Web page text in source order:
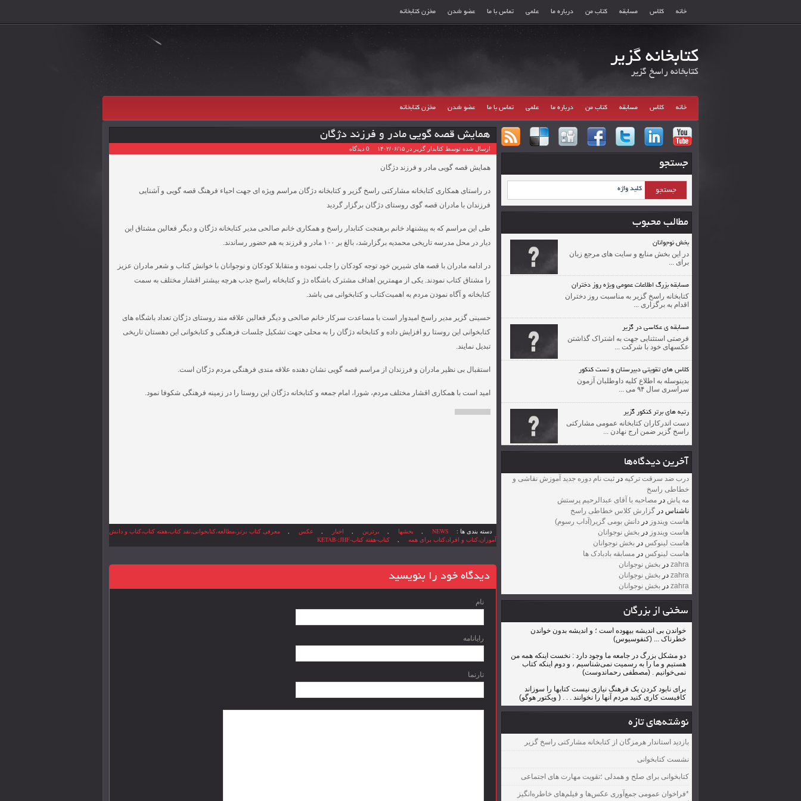
خانه کلاس مسابقه کتاب من درباره ما علمی تماس با ما عضو شدن مخزن کتابخانه
کتابخانه گزیر
کتابخانه راسخ گزیر
خانه کلاس مسابقه کتاب من درباره ما علمی تماس با ما عضو شدن مخزن کتابخانه
همایش قصه گویی مادر و فرزند دژگان
ارسال شده توسط کتابدار گزیر در ۱۴۰۲/۰۶/۱۵ 0 دیدگاه
همایش قصه گویی مادر و فرزند دژگان
در راستای همکاری کتابخانه مشارکتی راسخ گزیر و کتابخانه دژگان مراسم ویژه ای جهت احیاء فرهنگ قصه گویی و آشنایی
فرزندان با مادران قصه گوی روستای دژگان برگزار گردید
طی این مراسم که به پیشنهاد خانم برهنجت کتابدار راسخ و همکاری خانم صالحی مدیر کتابخانه دژگان و دیگر فعالین مشتاق این
دیار در محل مدرسه تاریخی محمدیه برگزارشد، بالغ بر ۱۰۰ مادر و فرزند به هم حضور رساندند.
در ادامه مادران با قصه های شیرین خود توجه کودکان را جلب نموده و متقابلا کودکان و نوجوانان با خوانش کتاب و شعر مادران عزیز
را مشتاق کتاب نمودند. یکی از مهمترین اهداف مشترک باشگاه دژ و کتابخانه راسخ جذب هرچه بیشتر اقشار مختلف به سمت
کتابخانه و آگاه نمودن مردم به اهمیت‌کتاب و کتابخوانی می باشد.
حسینی گزیر مدیر راسخ امیدوار است با مساعدت سرکار خانم صالحی و دیگر فعالین علاقه مند روستای دژگان تعداد باشگاه های
کتابخوانی این روستا رو افزایش داده و کتابخانه دژگان را به محلی جهت تشکیل جلسات فرهنگی و کتابخوانی این دهستان تاریخی
تبدیل نمایند.
استقبال بی نظیر مادران و فرزندان از مراسم قصه گویی نشان دهنده علاقه مندی فرهنگی مردم دژگان است.
امید است با همکاری اقشار مختلف مردم، شورا، امام جمعه و کتابخانه دژگان این روستا را در زمینه فرهنگی شکوفا نمود.
دسته بندی ها : NEWS
, بخشها , برترین , اخبار , عکس ,
معرفی کتاب برتر،مطالعه،کتابخوانی،نقد کتاب،هفته کتاب،کتاب و دانش
آموزان،کتاب و افراد،کتاب برای همه
, کتاب-هفته کتاب-KETAB-;JHF
دیدگاه خود را بنویسید
نام
رایانامه
تارنما
جستجو
مطالب محبوب
بخش نوجوانان
در این بخش منابع و سایت های مرجع زبان
برای ...
مسابقه بزرگ اطلاعات عمومی ویژه روز دختران
کتابخانه راسخ گزیر به ­مناسبت روز دختران
اقدام به برگزاری ...
مسابقه ی عکاسی در گزیر
فرصتی استثنایی جهت به اشتراک گذاشتن
عکسهای خود با شرکت ...
کلاس های تقویتی دبیرستان و تست کنکور
بدینوسله به اطلاع کلیه داوطلبان آزمون
سراسری سال ۹۴ می ...
رتبه های برتر کنکور گزیر
دست اندرکاران کتابخانه عمومی مشارکتی
راسخ گزیر ضمن ارج نهادن ...
آخرین دیدگاه‌ها
درب ضد سرقت ترکیه در ثبت نام دوره جدید آموزش نقاشی و
خطاطی راسخ
مه پاش در مصاحبه با آقای عبدالرحیم پرستش
ناشناس در گزارش کلاس خطاطی راسخ
هاست ویندوز در دانش بومی گزیر(آداب رسوم)
هاست ویندوز در بخش نوجوانان
هاست لینوکس در بخش نوجوانان
هاست لینوکس در مسابقه بادبادک ها
zahra در بخش نوجوانان
zahra در بخش نوجوانان
zahra در بخش نوجوانان
سخنی از بزرگان
خواندن بی اندیشه بیهوده است ؛ و اندیشه بدون خواندن
خطرناک ... (کنفوسیوس)
دو مشکل بزرگ در جامعه ما وجود دارد : نخست اینکه همه من
هستیم و ما را به رسمیت نمی‌شناسیم ، و دوم اینکه کتاب
نمی‌خوانیم . (مصطفی رحماندوست)
برای نابود کردن یک فرهنگ نیازی نیست کتابها را سوزاند
کافیست کاری کنید مردم آنها را نخوانند . . . ( ویکتور هوگو)
نوشته‌های تازه
بازدید استاندار هرمزگان از کتابخانه مشارکتی راسخ گزیر
نشست کتابخوانی
کتابخوانی برای صلح و همدلی ؛تقویت مهارت های اجتماعی
*فراخوان عمومی جمع‌آوری عکس‌ها و فیلم‌های خاطره‌انگیز